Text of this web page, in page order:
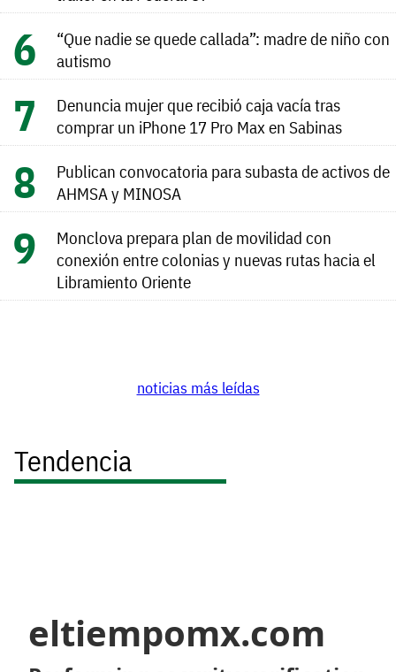
“Que nadie se quede callada”: madre de niño con
autismo
Denuncia mujer que recibió caja vacía tras
comprar un iPhone 17 Pro Max en Sabinas
Publican convocatoria para subasta de activos de
AHMSA y MINOSA
Monclova prepara plan de movilidad con
conexión entre colonias y nuevas rutas hacia el
Libramiento Oriente
noticias más leídas
Tendencia